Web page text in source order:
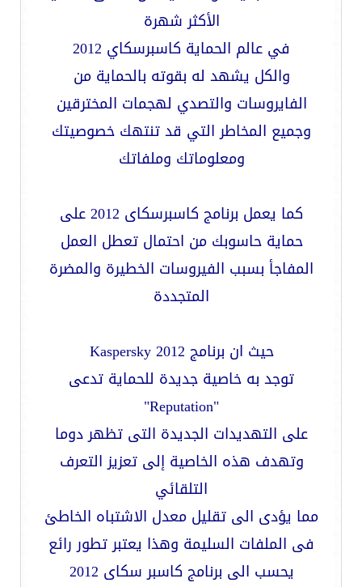
الأكثر شهرة
في عالم الحماية كاسبرسكاي 2012
والكل يشهد له بقوته بالحماية من
الفايروسات والتصدي لهجمات المخترقين
وجميع المخاطر التي قد تنتهك خصوصيتك
ومعلوماتك وملفاتك
كما يعمل برنامج كاسبرسكاى 2012 على
حماية حاسوبك من احتمال تعطل العمل
المفاجأ بسبب الفيروسات الخطيرة والمضرة
المتجددة
حيث ان برنامج Kaspersky 2012
توجد به خاصية جديدة للحماية تدعى
"Reputation"
على التهديدات الجديدة التى تظهر دوما
وتهدف هذه الخاصية إلى تعزيز التعرف
التلقائي
مما يؤدى الى تقليل معدل الاشتباه الخاطئ
فى الملفات السليمة وهذا يعتبر تطور رائع
يحسب الى برنامج كاسبر سكاى 2012